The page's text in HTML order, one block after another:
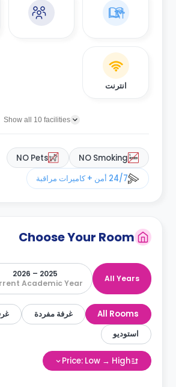
انترنت
Show all 10 facilities
NO Smoking
NO Pets
24/7 أمن + كاميرات مراقبة
Choose Your Room
All Years
2025 – 2026
Academic Year
All Rooms غرفة مفردة
استوديو
Price: Low → High